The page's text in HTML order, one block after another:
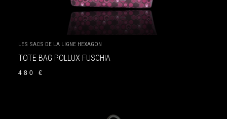
LES SACS DE LA LIGNE HEXAGON
TOTE BAG POLLUX FUSCHIA
480€